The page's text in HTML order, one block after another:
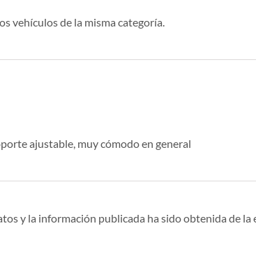
vehículos de la misma categoría.
ajustable, muy cómodo en general
y la información publicada ha sido obtenida de